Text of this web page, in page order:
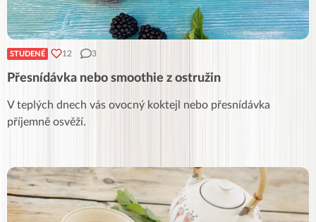
STUDENÉ 12 3
Přesnídávka nebo smoothie z ostružin
V teplých dnech vás ovocný koktejl nebo přesnídávka
příjemně osvěží.